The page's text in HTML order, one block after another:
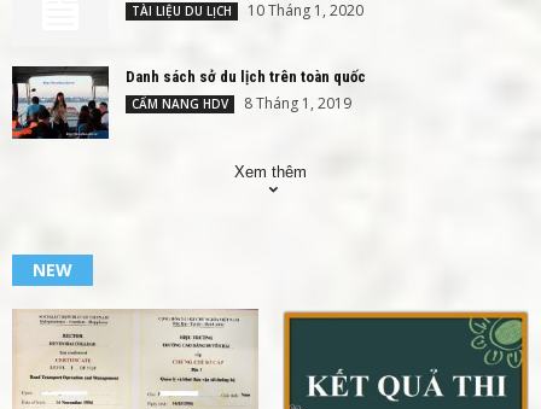
TÀI LIỆU DU LỊCH 10 Tháng 1, 2020
Danh sách sở du lịch trên toàn quốc
CẨM NANG HDV 8 Tháng 1, 2019
Xem thêm
NEW